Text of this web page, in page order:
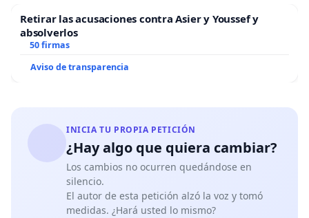
Retirar las acusaciones contra Asier y Youssef y
absolverlos
50 firmas
Aviso de transparencia
INICIA TU PROPIA PETICIÓN
¿Hay algo que quiera cambiar?
Los cambios no ocurren quedándose en
silencio.
El autor de esta petición alzó la voz y tomó
medidas. ¿Hará usted lo mismo?